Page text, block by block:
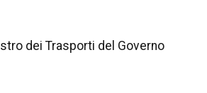
dei Trasporti del Governo